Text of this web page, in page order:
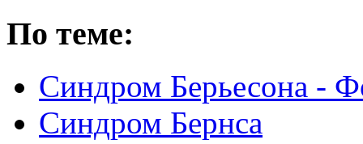
По теме:
Синдром Берьесона -
Синдром Бернса